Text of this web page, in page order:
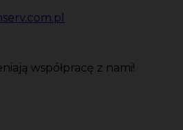
współpracę z nami!